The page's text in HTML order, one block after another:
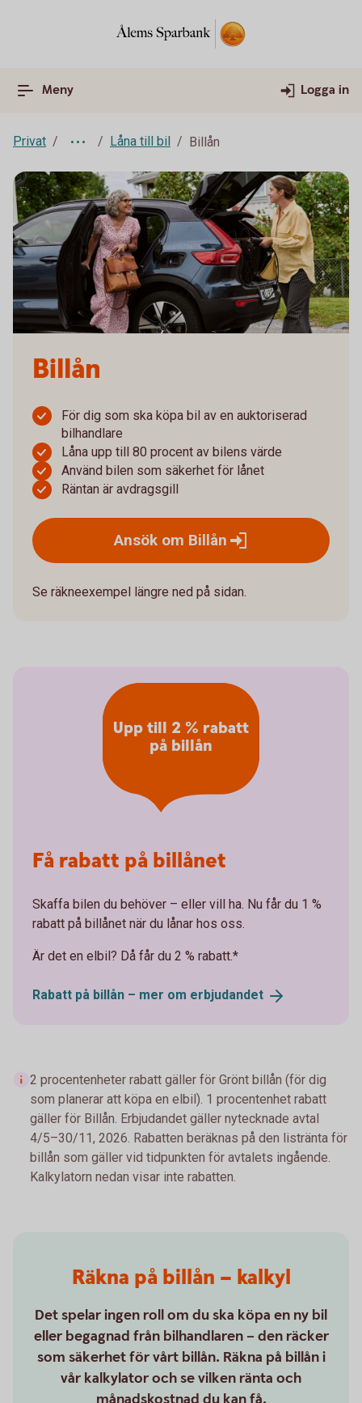
Meny Logga in
Privat Låna till bil Billån
Billån
För dig som ska köpa bil av en auktoriserad
bilhandlare
Låna upp till 80 procent av bilens värde
Använd bilen som säkerhet för lånet
Räntan är avdragsgill
Ansök om Billån
Se räkneexempel längre ned på sidan.
Få rabatt på billånet
Skaffa bilen du behöver – eller vill ha. Nu får du 1 %
rabatt på billånet när du lånar hos oss.
Är det en elbil? Då får du 2 % rabatt.*
Rabatt på billån – mer om erbjudandet
Upp till 2 % rabatt
på billån
2 procentenheter rabatt gäller för Grönt billån (för dig
som planerar att köpa en elbil). 1 procentenhet rabatt
gäller för Billån. Erbjudandet gäller nytecknade avtal
4/5–30/11, 2026. Rabatten beräknas på den listränta för
billån som gäller vid tidpunkten för avtalets ingående.
Kalkylatorn nedan visar inte rabatten.
Räkna på billån – kalkyl
Det spelar ingen roll om du ska köpa en ny bil
eller begagnad från bilhandlaren – den räcker
som säkerhet för vårt billån. Räkna på billån i
vår kalkylator och se vilken ränta och
månadskostnad du kan få.